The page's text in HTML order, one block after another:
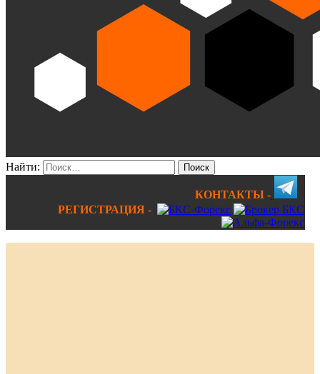
Найти:
КОНТАКТЫ -
РЕГИСТРАЦИЯ -